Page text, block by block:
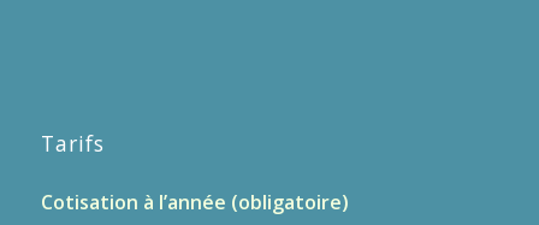
Tarifs
Cotisation à l’année (obligatoire)